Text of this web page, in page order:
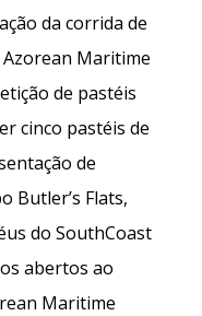
da corrida de
Maritime
de pastéis
cinco pastéis de
de
Butler’s Flats,
do SouthCoast
abertos ao
Maritime